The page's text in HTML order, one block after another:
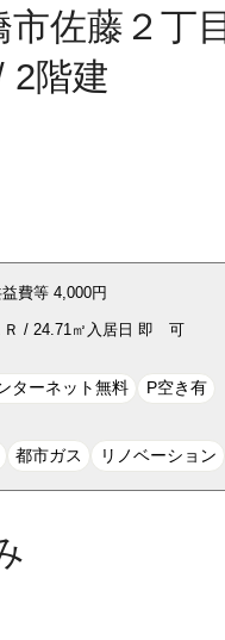
市佐藤２丁
2階建
費等 4,000円
Ｒ /24.71㎡ 入居日 即 可
ターネット無料 P空き有
都市ガス リノベーション